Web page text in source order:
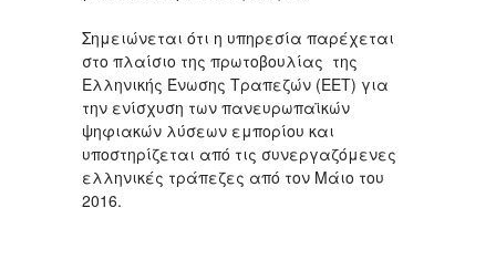
Σημειώνεται ότι η υπηρεσία παρέχεται
στο πλαίσιο της πρωτοβουλίας της
Ελληνικής Ένωσης Τραπεζών (ΕΕΤ) για
την ενίσχυση των πανευρωπαϊκών
ψηφιακών λύσεων εμπορίου και
υποστηρίζεται από τις συνεργαζόμενες
ελληνικές τράπεζες από τον Μάιο του
2016.